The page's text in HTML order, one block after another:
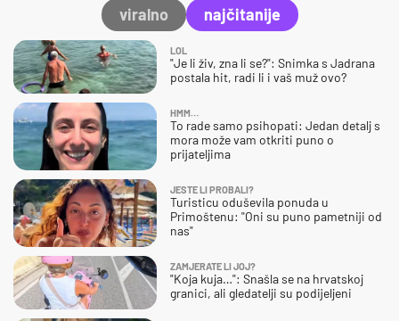
viralno najčitanije
LOL
"Je li živ, zna li se?": Snimka s Jadrana
postala hit, radi li i vaš muž ovo?
HMM…
To rade samo psihopati: Jedan detalj s
mora može vam otkriti puno o
prijateljima
JESTE LI PROBALI?
Turisticu oduševila ponuda u
Primoštenu: "Oni su puno pametniji od
nas"
ZAMJERATE LI JOJ?
"Koja kuja…": Snašla se na hrvatskoj
granici, ali gledatelji su podijeljeni